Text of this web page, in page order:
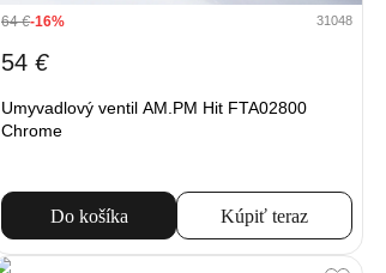
64€-16% 31048
54 €
Umyvadlový ventil AM.PM Hit FTA02800
Chrome
Do košíka Kúpiť teraz